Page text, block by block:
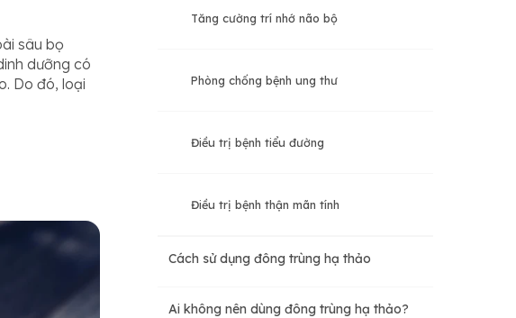
sâu bọ
dưỡng có
Do đó, loại
Tăng cường trí nhớ não bộ
Phòng chống bệnh ung thư
Điều trị bệnh tiểu đường
Điều trị bệnh thận mãn tính
Cách sử dụng đông trùng hạ thảo
Ai không nên dùng đông trùng hạ thảo?